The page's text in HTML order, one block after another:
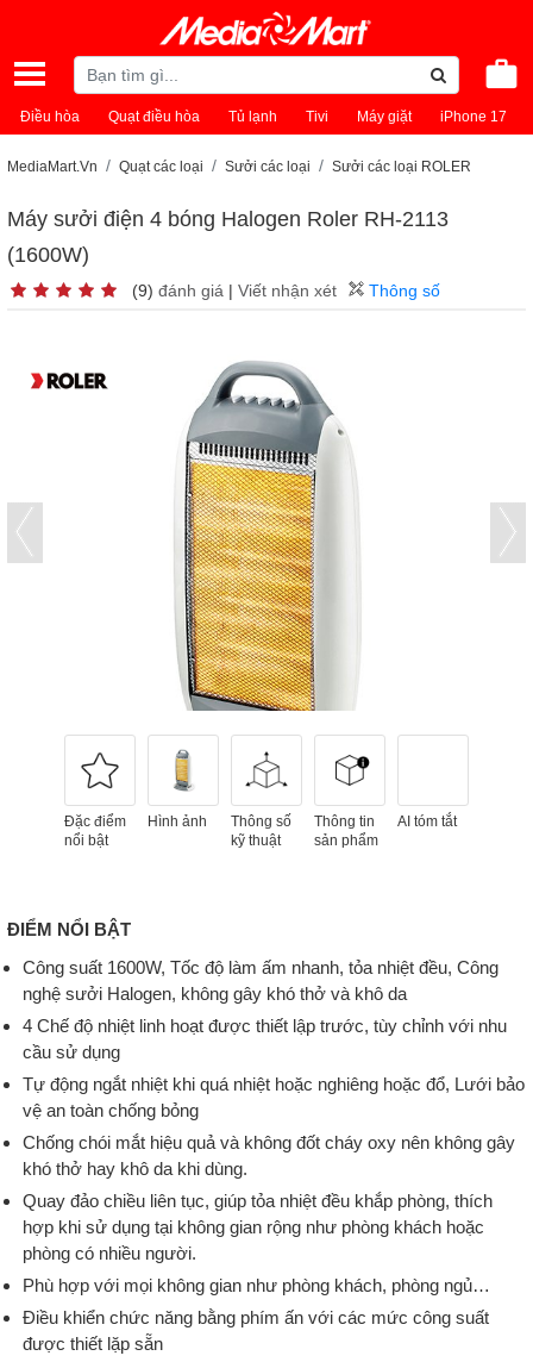
Điều hòa Quạt điều hòa Tủ lạnh Tivi Máy giặt iPhone 17
MediaMart.Vn Quạt các loại Sưởi các loại Sưởi các loại ROLER
Máy sưởi điện 4 bóng Halogen Roler RH-2113
(1600W)
(9) đánh giá | Viết nhận xét Thông số
Đặc điểm
nổi bật
Hình ảnh
Thông số
kỹ thuật
Thông tin
sản phẩm
AI tóm tắt
ĐIỂM NỔI BẬT
Công suất 1600W, Tốc độ làm ấm nhanh, tỏa nhiệt đều, Công
nghệ sưởi Halogen, không gây khó thở và khô da
4 Chế độ nhiệt linh hoạt được thiết lập trước, tùy chỉnh với nhu
cầu sử dụng
Tự động ngắt nhiệt khi quá nhiệt hoặc nghiêng hoặc đổ, Lưới bảo
vệ an toàn chống bỏng
Chống chói mắt hiệu quả và không đốt cháy oxy nên không gây
khó thở hay khô da khi dùng.
Quay đảo chiều liên tục, giúp tỏa nhiệt đều khắp phòng, thích
hợp khi sử dụng tại không gian rộng như phòng khách hoặc
phòng có nhiều người.
Phù hợp với mọi không gian như phòng khách, phòng ngủ…
Điều khiển chức năng bằng phím ấn với các mức công suất
được thiết lặp sẵn